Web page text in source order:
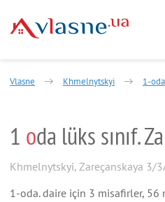
Vlasne Khmelnytskyi 1-
1 oda lüks sınıf.
Khmelnytskyi, Zareçanskaya 3/
1-oda. daire için 3 misafirler, 56